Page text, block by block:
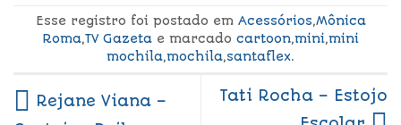
Esse registro foi postado em Acessórios,Mônica
Roma,TV Gazeta e marcado cartoon,mini,mini
mochila,mochila,santaflex.
Rejane Viana –
Tati Rocha – Estojo